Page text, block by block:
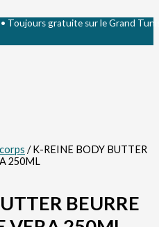
gratuite sur le Grand Tunis
/ K-REINE BODY BUTTER
250ML
BEURRE